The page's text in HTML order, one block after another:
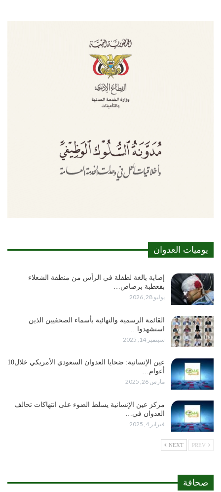
يوميات العدوان
إصابة بالغة لطفلة في الرأس من منطقة الشعلاء
بقعطبة برصاص…
يوليو 28, 2026
القائمة الرسمية والنهائية بأسماء الصحفيين الذين
استشهدوا…
سبتمبر 14, 2025
عين الإنسانية: ضحايا العدوان السعودي الأمريكي خلال10
أعوام…
مارس 26, 2025
مركز عين الإنسانية يسلط الضوء على انتهاكات تحالف
العدوان في…
فبراير 4, 2025
NEXT
صحافة